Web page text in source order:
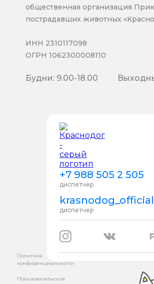
+7 988 505 2 505
диспетчер
диспетчер
общественная организация
пострадавших животных
ИНН 2310117098
ОГРН 1062300008110
Будни: 9.00-18.00
Политика
конфиденциальности
Пользовательское